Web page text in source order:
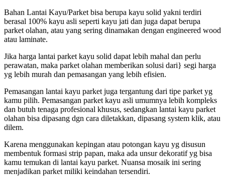
Bahan Lantai Kayu/Parket bisa berupa kayu solid yakni terdiri
berasal 100% kayu asli seperti kayu jati dan juga dapat berupa
parket olahan, atau yang sering dinamakan dengan engineered wood
atau laminate.
Jika harga lantai parket kayu solid dapat lebih mahal dan perlu
perawatan, maka parket olahan memberikan solusi dari} segi harga
yg lebih murah dan pemasangan yang lebih efisien.
Pemasangan lantai kayu parket juga tergantung dari tipe parket yg
kamu pilih. Pemasangan parket kayu asli umumnya lebih kompleks
dan butuh tenaga profesional khusus, sedangkan lantai kayu parket
olahan bisa dipasang dgn cara diletakkan, dipasang system klik, atau
dilem.
Karena menggunakan kepingan atau potongan kayu yg disusun
membentuk formasi strip papan, maka ada unsur dekoratif yg bisa
kamu temukan di lantai kayu parket. Nuansa mosaik ini sering
menjadikan parket miliki keindahan tersendiri.